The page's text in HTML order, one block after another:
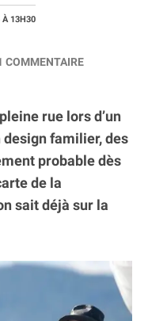
À 13H30
COMMENTAIRE
rue lors d’un
familier, des
probable dès
de la
sait déjà sur la